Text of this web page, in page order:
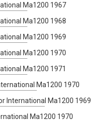
Ma1200 1967
Ma1200 1968
Ma1200 1969
Ma1200 1970
Ma1200 1971
Ma1200 1970
International Ma1200 1969
Ma1200 1970